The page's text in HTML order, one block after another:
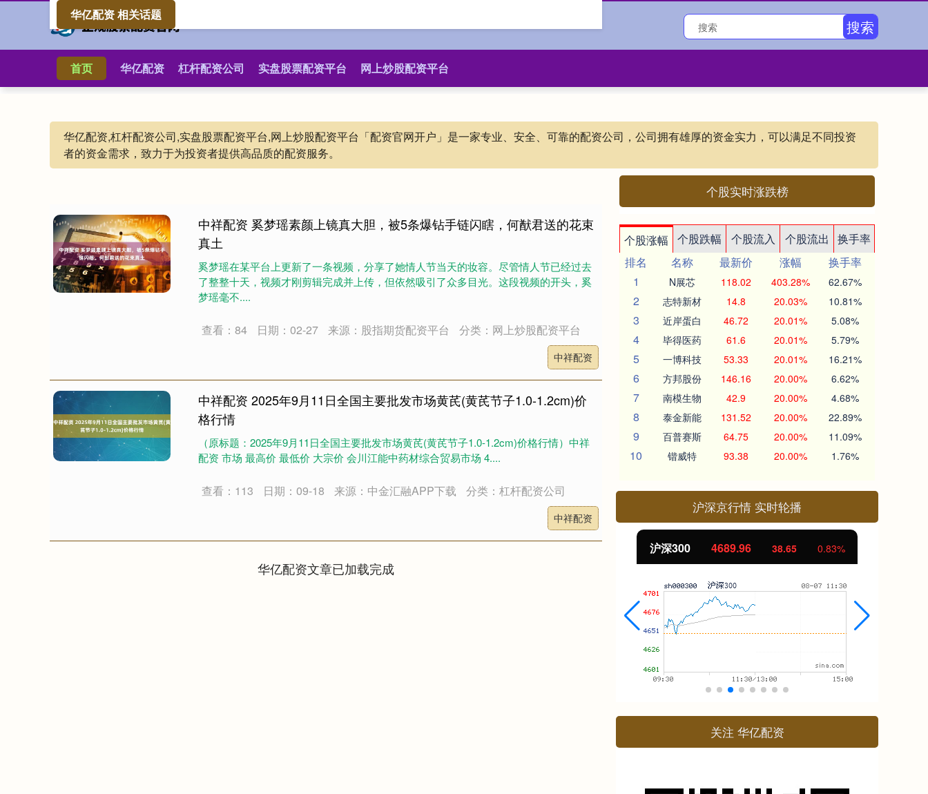
搜索
首页 华亿配资 杠杆配资公司 实盘股票配资平台 网上炒股配资平台
华亿配资,杠杆配资公司,实盘股票配资平台,网上炒股配资平台「配资官网开户」是一家专业、安全、可靠的配资公司，公司拥有雄厚的资金实力，可以满足不同投资
者的资金需求，致力于为投资者提供高品质的配资服务。
华亿配资 相关话题
中祥配资 奚梦瑶素颜上镜真大胆，被5条爆钻手链闪瞎，何猷君送的花束
真土
奚梦瑶在某平台上更新了一条视频，分享了她情人节当天的妆容。尽管情人节已经过去
了整整十天，视频才刚剪辑完成并上传，但依然吸引了众多目光。这段视频的开头，奚
梦瑶毫不....
查看：84 日期：02-27 来源：股指期货配资平台 分类：网上炒股配资平台
中祥配资
中祥配资 2025年9月11日全国主要批发市场黄芪(黄芪节子1.0-1.2cm)价
格行情
（原标题：2025年9月11日全国主要批发市场黄芪(黄芪节子1.0-1.2cm)价格行情）中祥
配资 市场 最高价 最低价 大宗价 会川江能中药材综合贸易市场 4....
查看：113 日期：09-18 来源：中金汇融APP下载 分类：杠杆配资公司
中祥配资
华亿配资文章已加载完成
个股实时涨跌榜
个股涨幅 个股跌幅 个股流入 个股流出
换手率
排名
名称 最新价 涨幅
换手率
1
N展芯 118.02 403.28% 62.67%
2 志特新材 14.8 20.03% 10.81%
3 近岸蛋白 46.72 20.01% 5.08%
4 毕得医药 61.6 20.01% 5.79%
5 一博科技 53.33 20.01% 16.21%
6 方邦股份 146.16 20.00% 6.62%
7 南模生物 42.9 20.00% 4.68%
8 泰金新能 131.52 20.00% 22.89%
9 百普赛斯 64.75 20.00% 11.09%
10 锴威特 93.38 20.00% 1.76%
沪深京行情 实时轮播
沪深300 4689.96 38.65 0.83%
关注 华亿配资